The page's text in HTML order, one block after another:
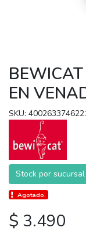
EN
SKU:
Stock por sucursal
Agotado.
$ 3.490